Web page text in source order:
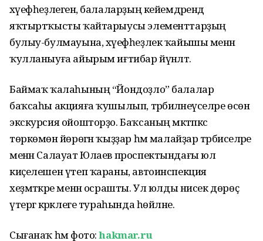
хәүефһеҙлегенә, балаларҙың кейемдәрендә
яҡтыртҡысты ҡайтарыусы элементтарҙың
булыу-булмауына, хәүефһеҙлек ҡайышы менән
ҡулланыуға айырым иғтибар йүнәлтә.
Баймаҡ ҡалаһының “Йондоҙло” балалар
баҡсаһы акцияға ҡушылып, тәрбиәләнеүселәре өсөн
экскурсия ойошторҙо. Баҡсаның мәктәпкәсә
төркөмөнә йөрөгән ҡыҙҙар һәм малайҙар тәрбиәселәре
менән Салауат Юлаев проспектындағы юл
киҫелешен үтеп ҡараны, автоинспекция
хеҙмәткәре менән осрашты. Ул юлды нисек дөрөҫ
үтергә кәрәклеге тураһында һөйләне.
Сығанаҡ һәм фото:hakmar.ru